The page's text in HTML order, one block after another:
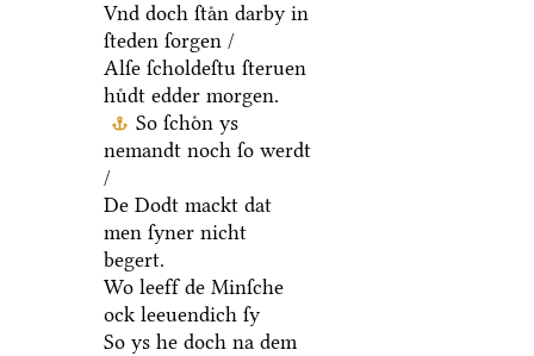
Vnd doch ſtaͤn darby in
ſteden ſorgen /
Alſe ſcholdeſtu ſteruen
huͤdt edder morgen.
So ſchoͤn ys
nemandt noch ſo werdt
/
De Dodt mackt dat
men ſyner nicht
begert.
Wo leeff de Minſche
ock leeuendich ſy
So ys he doch na dem